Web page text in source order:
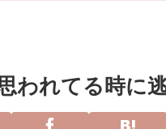
われてる時に